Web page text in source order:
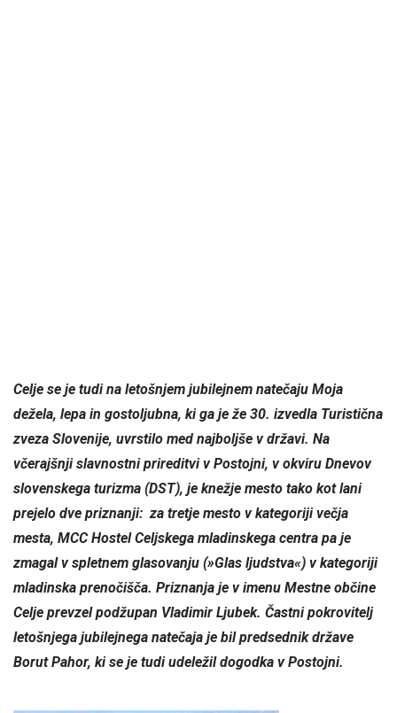
Celje se je tudi na letošnjem jubilejnem natečaju Moja
dežela, lepa in gostoljubna, ki ga je že 30. izvedla Turistična
zveza Slovenije, uvrstilo med najboljše v državi. Na
včerajšnji slavnostni prireditvi v Postojni, v okviru Dnevov
slovenskega turizma (DST), je knežje mesto tako kot lani
prejelo dve priznanji: za tretje mesto v kategoriji večja
mesta, MCC Hostel Celjskega mladinskega centra pa je
zmagal v spletnem glasovanju (»Glas ljudstva«) v kategoriji
mladinska prenočišča. Priznanja je v imenu Mestne občine
Celje prevzel podžupan Vladimir Ljubek. Častni pokrovitelj
letošnjega jubilejnega natečaja je bil predsednik države
Borut Pahor, ki se je tudi udeležil dogodka v Postojni.